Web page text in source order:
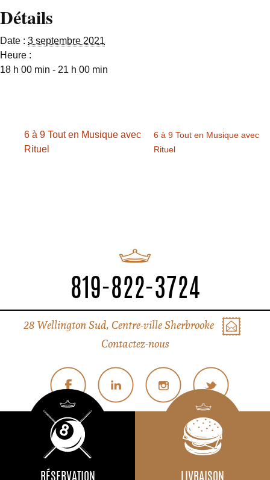
Détails
Date : 3 septembre 2021
Heure :
18 h 00 min - 21 h 00 min
6 à 9 Tout en Musique avec
Rituel
6 à 9 Tout en Musique avec
Rituel
819-822-3724
28 Wellington Sud, Centre-ville Sherbrooke
Contactez-nous
© Tous droits réservés Liverpool Sherbrooke
Politique de confidentialité
RÉSERVATION LIVRAISON